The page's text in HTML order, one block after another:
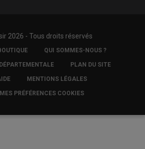
2026 - Tous droits réservés
QUI SOMMES-NOUS ?
PLAN DU SITE
MENTIONS LÉGALES
PRÉFÉRENCES COOKIES